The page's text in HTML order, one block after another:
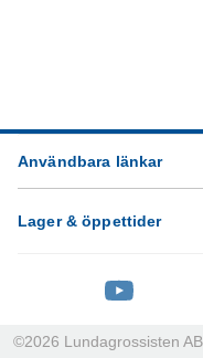
Användbara länkar
Lager & öppettider
©2026 Lundagrossisten